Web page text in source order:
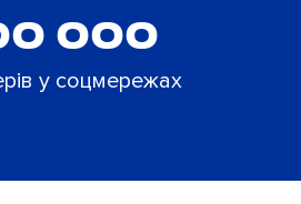
000
у соцмережах